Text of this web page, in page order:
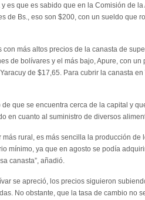
es que es sabido que en la Comisión de
de Bs., eso son $200, con un sueldo que
más altos precios de la canasta de
de bolívares y el más bajo, Apure, con un
de $17,65. Para cubrir la canasta
que se encuentra cerca de la capital y
en cuanto al suministro de diversos
rural, es más sencilla la producción de
mínimo, ya que en agosto se podía
canasta”, añadió.
se apreció, los precios siguieron
No obstante, que la tasa de cambio no